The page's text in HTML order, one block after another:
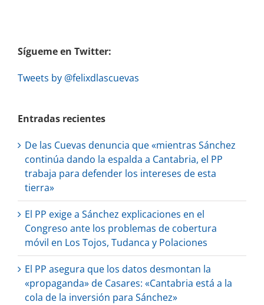
Sígueme en Twitter:
Tweets by @felixdlascuevas
Entradas recientes
De las Cuevas denuncia que «mientras Sánchez
continúa dando la espalda a Cantabria, el PP
trabaja para defender los intereses de esta
tierra»
El PP exige a Sánchez explicaciones en el
Congreso ante los problemas de cobertura
móvil en Los Tojos, Tudanca y Polaciones
El PP asegura que los datos desmontan la
«propaganda» de Casares: «Cantabria está a la
cola de la inversión para Sánchez»